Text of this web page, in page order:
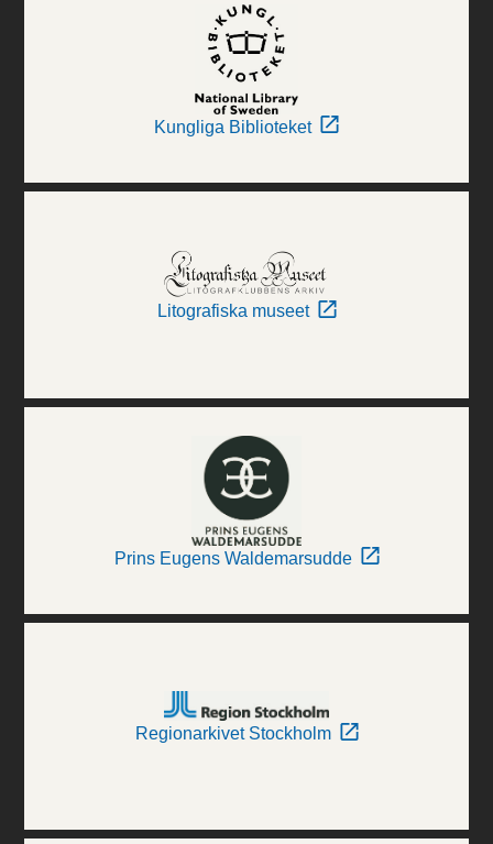
Kungliga Biblioteket
Litografiska museet
Prins Eugens Waldemarsudde
Regionarkivet Stockholm